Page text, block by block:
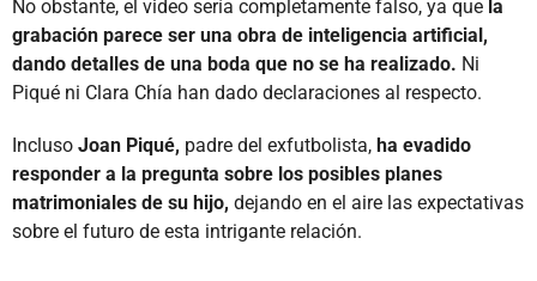
No obstante, el video sería completamente falso, ya que la
grabación parece ser una obra de inteligencia artificial,
dando detalles de una boda que no se ha realizado. Ni
Piqué ni Clara Chía han dado declaraciones al respecto.
Incluso Joan Piqué, padre del exfutbolista, ha evadido
responder a la pregunta sobre los posibles planes
matrimoniales de su hijo, dejando en el aire las expectativas
sobre el futuro de esta intrigante relación.